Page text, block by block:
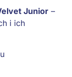
Junior –
i ich